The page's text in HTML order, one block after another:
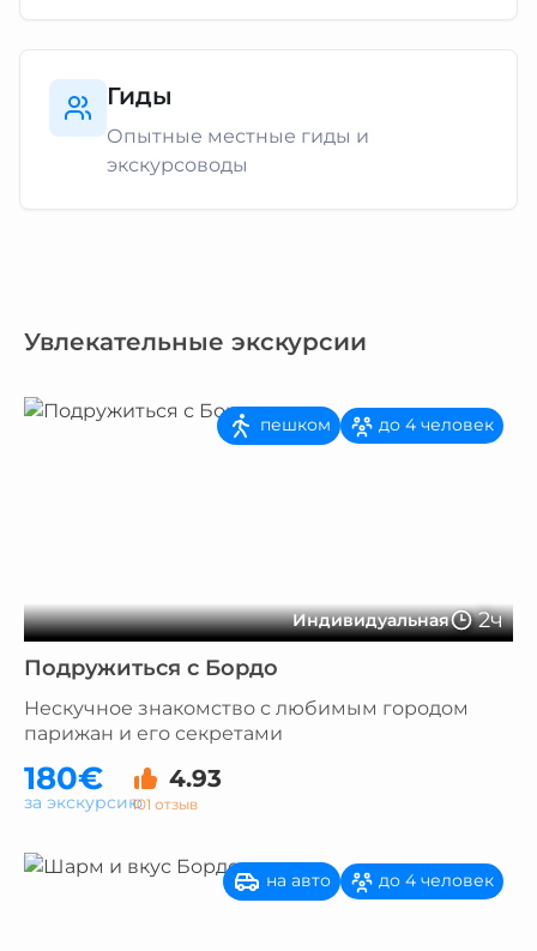
Гиды
Опытные местные гиды и
экскурсоводы
Увлекательные экскурсии
Индивидуальная 2ч
пешком до 4 человек
Подружиться с Бордо
Нескучное знакомство с любимым городом
парижан и его секретами
180€ 4.93
101 отзыв
за экскурсию
на авто до 4 человек